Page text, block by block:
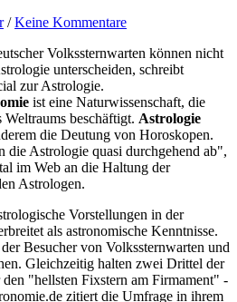
/Keine Kommentare
Volkssternwarten können nicht
unterscheiden, schreibt
zur Astrologie.
ist eine Naturwissenschaft, die
beschäftigt. Astrologie
die Deutung von Horoskopen.
die Astrologie quasi durchgehend ab",
im Web an die Haltung der
Astrologen.
Vorstellungen in der
als astronomische Kenntnisse.
Besucher von Volkssternwarten und
Gleichzeitig halten zwei Drittel der
"hellsten Fixstern am Firmament" -
zitiert die Umfrage in ihrem